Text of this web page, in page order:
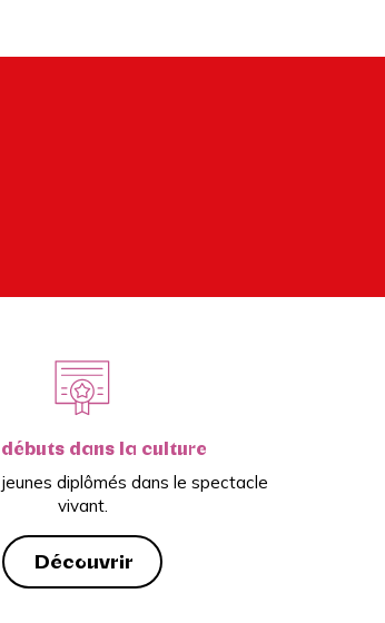
dans la culture
diplômés dans le spectacle
vivant.
Découvrir